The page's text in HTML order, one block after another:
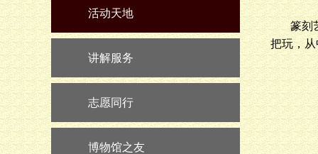
活动天地
讲解服务
志愿同行
博物馆之友
篆刻
把玩，